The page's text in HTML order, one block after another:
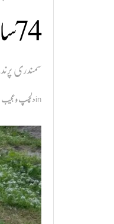
74 سالہ پرندے ‘وزڈم’ نے ایک اور انڈہ دے کر ماہرین کو حیران کر دیا
سمندری
inدلچسپ و عجیب